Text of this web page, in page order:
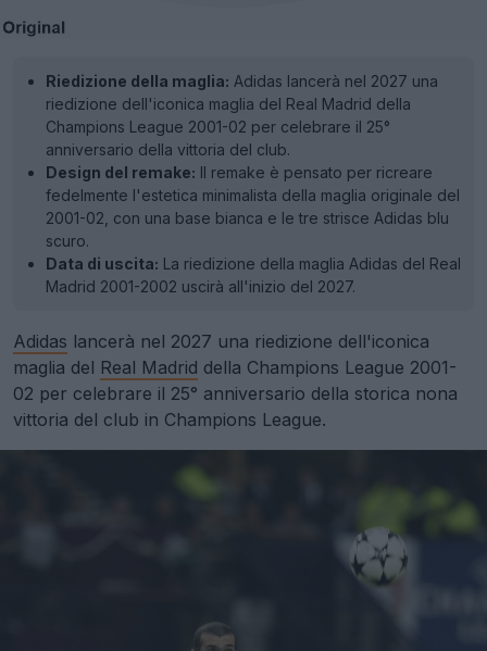
Riedizione della maglia: Adidas lancerà nel 2027 una
riedizione dell'iconica maglia del Real Madrid della
Champions League 2001-02 per celebrare il 25°
anniversario della vittoria del club.
Design del remake: Il remake è pensato per ricreare
fedelmente l'estetica minimalista della maglia originale del
2001-02, con una base bianca e le tre strisce Adidas blu
scuro.
Data di uscita: La riedizione della maglia Adidas del Real
Madrid 2001-2002 uscirà all'inizio del 2027.
Adidas lancerà nel 2027 una riedizione dell'iconica
maglia del Real Madrid della Champions League 2001-
02 per celebrare il 25° anniversario della storica nona
vittoria del club in Champions League.